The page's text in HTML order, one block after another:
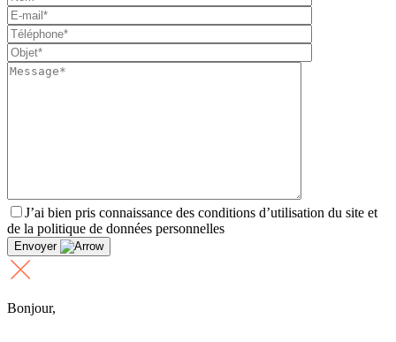
J’ai bien pris connaissance des conditions d’utilisation du site et
de la politique de données personnelles
Envoyer
Bonjour,